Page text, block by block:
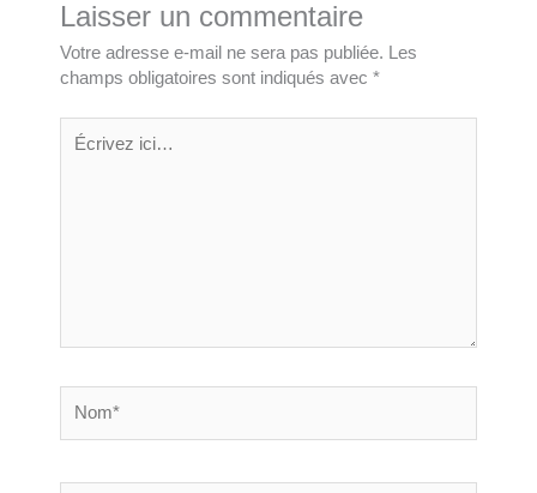
Laisser un commentaire
Votre adresse e-mail ne sera pas publiée. Les
champs obligatoires sont indiqués avec *
Écrivez
ici…